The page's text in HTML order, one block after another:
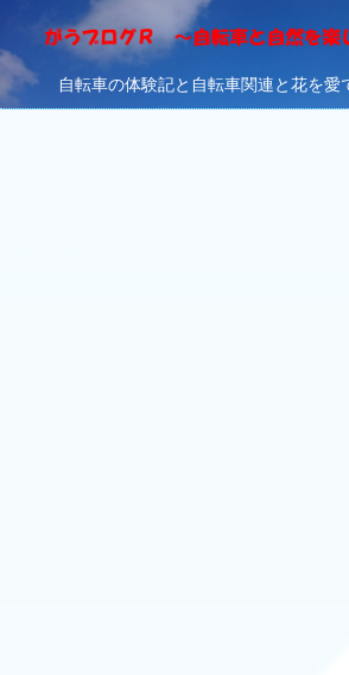
自転車の体験記と自転車関連と花を愛